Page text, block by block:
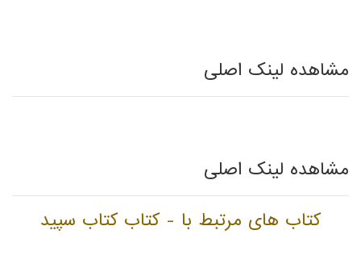
مشاهده لینک اصلی
مشاهده لینک اصلی
کتاب های مرتبط با - کتاب کتاب سپید